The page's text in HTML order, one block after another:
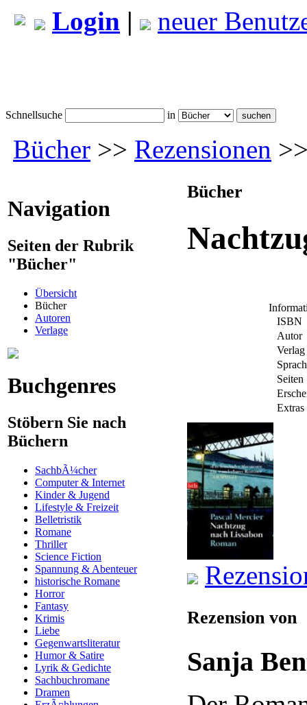
Login | neuer
Schnellsuche in
Bücher >> Rezensionen
Navigation
Seiten der Rubrik
"Bücher"
Übersicht
Bücher
Autoren
Verlage
Buchgenres
Stöbern Sie nach
Büchern
SachbÃ¼cher
Computer & Internet
Kinder & Jugend
Lifestyle & Freizeit
Belletristik
Romane
Thriller
Science Fiction
Spannung & Abenteuer
historische Romane
Horror
Fantasy
Krimis
Liebe
Gegenwartsliteratur
Humor & Satire
Lyrik & Gedichte
Sachbuchromane
Dramen
Bücher
ISBN
Autor
Verlag
Seiten
Extras
Rezension von
Sanja